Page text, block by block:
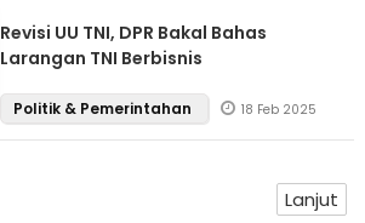
Revisi UU TNI, DPR Bakal Bahas
Larangan TNI Berbisnis
Politik & Pemerintahan 18 Feb 2025
Lanjut